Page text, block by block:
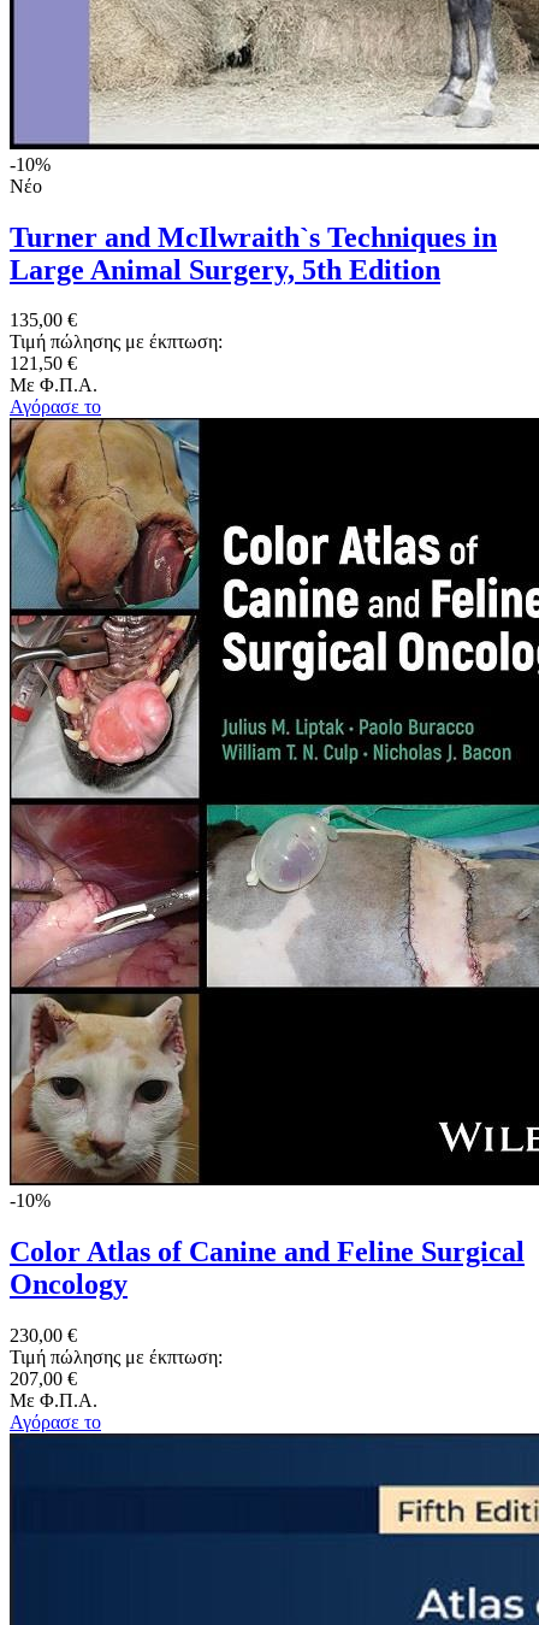
-10%
Νέο
Turner and McIlwraith`s Techniques in
Large Animal Surgery, 5th Edition
135,00 €
Τιμή πώλησης με έκπτωση:
121,50 €
Με Φ.Π.Α.
Αγόρασε το
-10%
Color Atlas of Canine and Feline Surgical
Oncology
230,00 €
Τιμή πώλησης με έκπτωση:
207,00 €
Με Φ.Π.Α.
Αγόρασε το